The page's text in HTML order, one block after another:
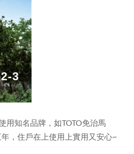
3
用知名品牌，如TOTO免治馬
，住戶在上使用上實用又安心~